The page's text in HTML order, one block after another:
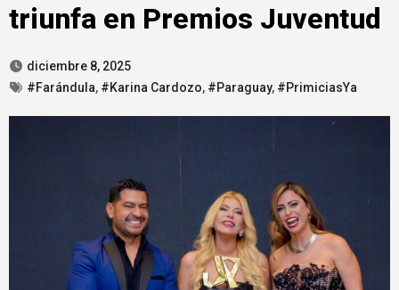
triunfa en Premios Juventud
diciembre 8, 2025
#Farándula, #Karina Cardozo, #Paraguay, #PrimiciasYa